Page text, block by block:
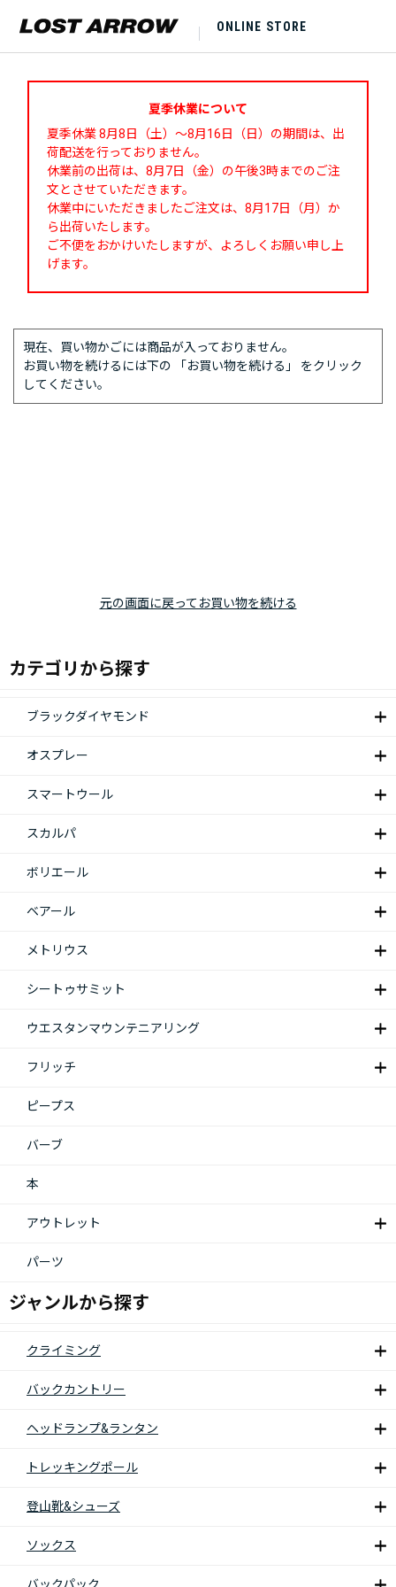
ONLINE STORE
夏季休業について
夏季休業 8月8日（土）～8月16日（日）の期間は、出
荷配送を行っておりません。
休業前の出荷は、8月7日（金）の午後3時までのご注
文とさせていただきます。
休業中にいただきましたご注文は、8月17日（月）か
ら出荷いたします。
ご不便をおかけいたしますが、よろしくお願い申し上
げます。
現在、買い物かごには商品が入っておりません。
お買い物を続けるには下の 「お買い物を続ける」 をクリック
してください。
元の画面に戻ってお買い物を続ける
カテゴリから探す
ブラックダイヤモンド
オスプレー
スマートウール
スカルパ
ボリエール
ベアール
メトリウス
シートゥサミット
ウエスタンマウンテニアリング
フリッチ
ピープス
バーブ
本
アウトレット
パーツ
ジャンルから探す
クライミング
バックカントリー
ヘッドランプ&ランタン
トレッキングポール
登山靴&シューズ
ソックス